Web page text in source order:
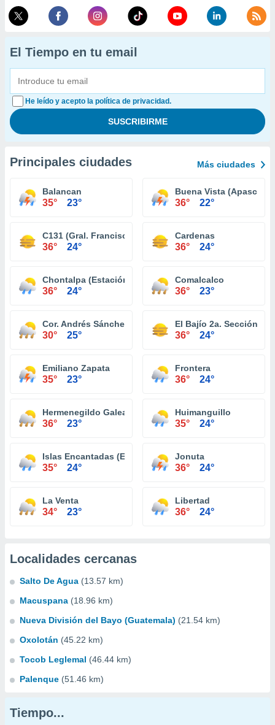
El Tiempo en tu email
He leído y acepto la política de privacidad.
Principales ciudades Más ciudades
Balancan
35° 23°
Buena Vista (Apasco)
36° 22°
C131 (Gral. Francisco Villa)
36° 24°
Cardenas
36° 24°
Chontalpa (Estación Chontalpa)
36° 24°
Comalcalco
36° 23°
Cor. Andrés Sánchez Magallanes
30° 25°
El Bajío 2a. Sección
36° 24°
Emiliano Zapata
35° 23°
Frontera
36° 24°
Hermenegildo Galeana 2a. Sección
36° 23°
Huimanguillo
35° 24°
Islas Encantadas (El Zapote y Reyes Heroles)
35° 24°
Jonuta
36° 24°
La Venta
34° 23°
Libertad
36° 24°
Localidades cercanas
Salto De Agua (13.57 km)
Macuspana (18.96 km)
Nueva División del Bayo (Guatemala) (21.54 km)
Oxolotán (45.22 km)
Tocob Leglemal (46.44 km)
Palenque (51.46 km)
Tiempo...